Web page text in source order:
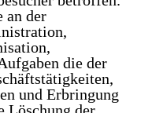
an der
die der
und Erbringung